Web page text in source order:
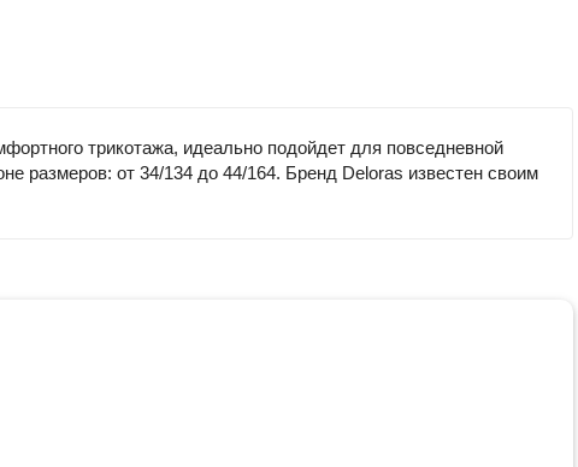
трикотажа, идеально подойдет для повседневной
размеров: от 34/134 до 44/164. Бренд Deloras известен своим